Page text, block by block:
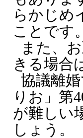
らかじめ
ことです。
また、
きる場合
協議離
りお」第
が難しい
しょう。